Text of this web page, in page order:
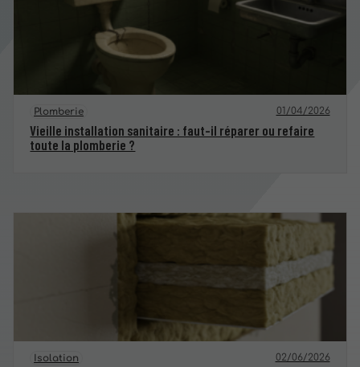
Plomberie 01/04/2026
Vieille installation sanitaire : faut-il réparer ou refaire
toute la plomberie ?
Isolation 02/06/2026